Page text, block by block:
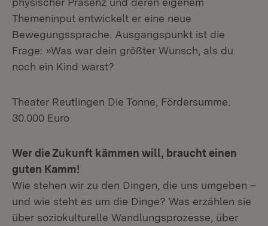
Themeninput entwickelt er eine neue
Bewegungssprache. Ausgangspunkt ist die
Frage: »Was war dein größter Wunsch, als du
noch ein Kind warst?
Theater Reutlingen Die Tonne, Fördersumme:
30.000 Euro
Wer die Zukunft kämmen will, braucht einen
guten Kamm!
Wie stehen wir zu den Dingen, die uns umgeben –
und wie steht es um die Dinge? Was erzählen sie
über soziokulturelle Wandlungsprozesse, über